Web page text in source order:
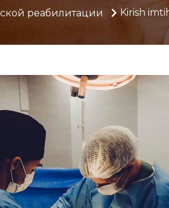
реабилитации Kirish